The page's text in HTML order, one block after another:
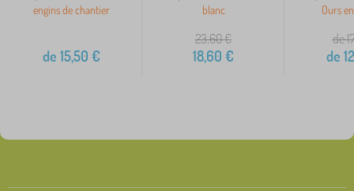
engins de chantier
de 15,50 €
blanc
23,60€
18,60 €
Ours
de
de